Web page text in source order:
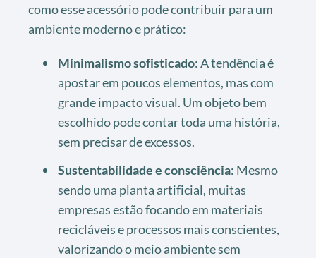
como esse acessório pode contribuir para um
ambiente moderno e prático:
Minimalismo sofisticado: A tendência é
apostar em poucos elementos, mas com
grande impacto visual. Um objeto bem
escolhido pode contar toda uma história,
sem precisar de excessos.
Sustentabilidade e consciência: Mesmo
sendo uma planta artificial, muitas
empresas estão focando em materiais
recicláveis e processos mais conscientes,
valorizando o meio ambiente sem